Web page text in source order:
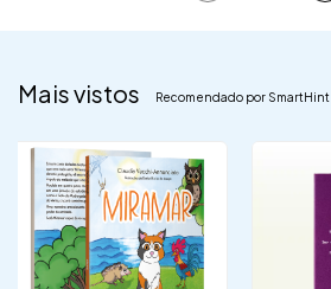
Mais vistos Recomendado por SmartHint